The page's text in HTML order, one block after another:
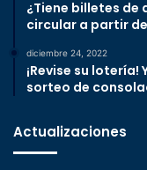
¿Tiene billetes de
circular a partir
diciembre 24, 2022
¡Revise su
sorteo de
Actualizaciones